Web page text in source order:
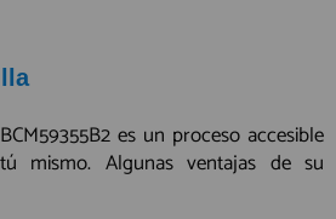
es un proceso accesible
mismo. Algunas ventajas de su